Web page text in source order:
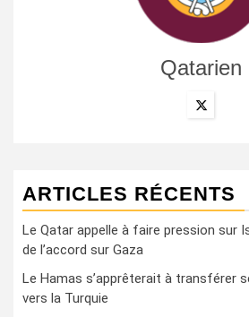
Qatarien
ARTICLES RÉCENTS
Le Qatar appelle à faire pression sur
de l’accord sur Gaza
Le Hamas s’apprêterait à transférer
vers la Turquie